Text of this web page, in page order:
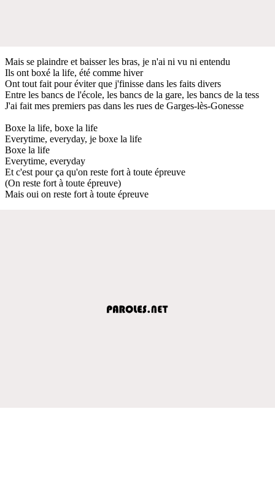
Mais se plaindre et baisser les bras, je n'ai ni vu ni entendu
Ils ont boxé la life, été comme hiver
Ont tout fait pour éviter que j'finisse dans les faits divers
Entre les bancs de l'école, les bancs de la gare, les bancs de la tess
J'ai fait mes premiers pas dans les rues de Garges-lès-Gonesse
Boxe la life, boxe la life
Everytime, everyday, je boxe la life
Boxe la life
Everytime, everyday
Et c'est pour ça qu'on reste fort à toute épreuve
(On reste fort à toute épreuve)
Mais oui on reste fort à toute épreuve